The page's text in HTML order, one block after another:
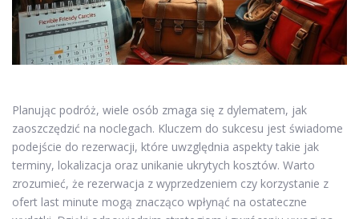
Planując podróż, wiele osób zmaga się z dylematem, jak
zaoszczędzić na noclegach. Kluczem do sukcesu jest świadome
podejście do rezerwacji, które uwzględnia aspekty takie jak
terminy, lokalizacja oraz unikanie ukrytych kosztów. Warto
zrozumieć, że rezerwacja z wyprzedzeniem czy korzystanie z
ofert last minute mogą znacząco wpłynąć na ostateczne